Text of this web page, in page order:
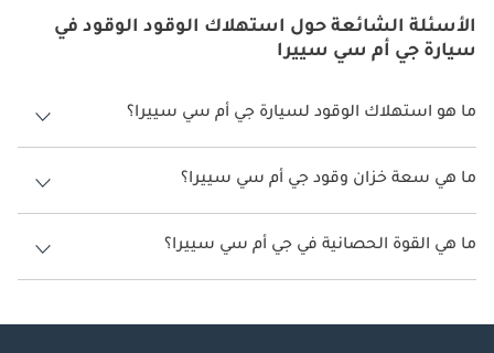
الأسئلة الشائعة حول استهلاك الوقود الوقود في
سيارة جي أم سي سييرا
ما هو استهلاك الوقود لسيارة جي أم سي سييرا؟
يتراوح استهلاك الوقود لسيارة جي أم سي سييرا بين 8 كم/ليتر.
ما هي سعة خزان وقود جي أم سي سييرا؟
سعة خزان وقود جي أم سي سييرا 91 ليتر.
ما هي القوة الحصانية في جي أم سي سييرا؟
تنتج جي أم سي سييرا قوة 310 حصان.